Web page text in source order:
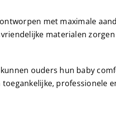
met maximale
materialen
ouders hun baby
professionele